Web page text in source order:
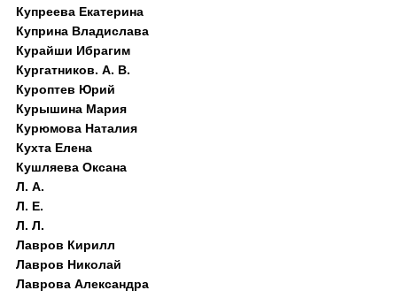
Купреева Екатерина
Куприна Владислава
Курайши Ибрагим
Кургатников. А. В.
Куроптев Юрий
Курышина Мария
Курюмова Наталия
Кухта Елена
Кушляева Оксана
Л. А.
Л. Е.
Л. Л.
Лавров Кирилл
Лавров Николай
Лаврова Александра